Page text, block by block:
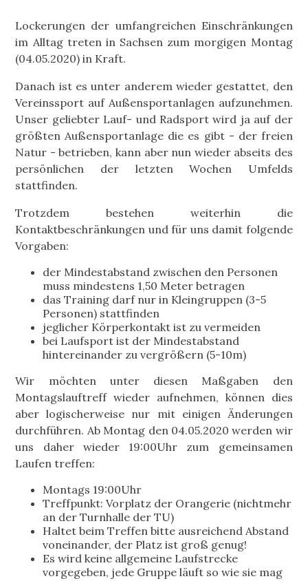
Lockerungen der umfangreichen Einschränkungen
im Alltag treten in Sachsen zum morgigen Montag
(04.05.2020) in Kraft.
Danach ist es unter anderem wieder gestattet, den
Vereinssport auf Außensportanlagen aufzunehmen.
Unser geliebter Lauf- und Radsport wird ja auf der
größten Außensportanlage die es gibt - der freien
Natur - betrieben, kann aber nun wieder abseits des
persönlichen der letzten Wochen Umfelds
stattfinden.
Trotzdem bestehen weiterhin die
Kontaktbeschränkungen und für uns damit folgende
Vorgaben:
der Mindestabstand zwischen den Personen
muss mindestens 1,50 Meter betragen
das Training darf nur in Kleingruppen (3-5
Personen) stattfinden
jeglicher Körperkontakt ist zu vermeiden
bei Laufsport ist der Mindestabstand
hintereinander zu vergrößern (5-10m)
Wir möchten unter diesen Maßgaben den
Montagslauftreff wieder aufnehmen, können dies
aber logischerweise nur mit einigen Änderungen
durchführen. Ab Montag den 04.05.2020 werden wir
uns daher wieder 19:00Uhr zum gemeinsamen
Laufen treffen:
Montags 19:00Uhr
Treffpunkt: Vorplatz der Orangerie (nichtmehr
an der Turnhalle der TU)
Haltet beim Treffen bitte ausreichend Abstand
voneinander, der Platz ist groß genug!
Es wird keine allgemeine Laufstrecke
vorgegeben, jede Gruppe läuft so wie sie mag